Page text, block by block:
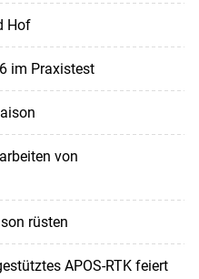
Hof
im Praxistest
von
rüsten
APOS-RTK feiert